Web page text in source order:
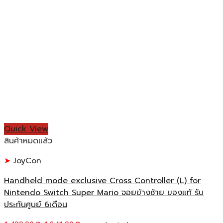
Quick View
สินค้าหมดแล้ว
JoyCon
Handheld mode exclusive Cross Controller (L) for
Nintendo Switch Super Mario จอยข้างซ้าย ของแท้ รับ
ประกันศูนย์ 6เดือน